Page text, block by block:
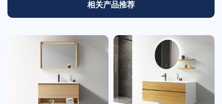
相关产品推荐